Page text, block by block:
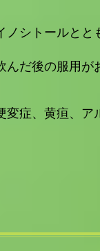
シトールとと
んだ後の服用
症、黄疸、ア